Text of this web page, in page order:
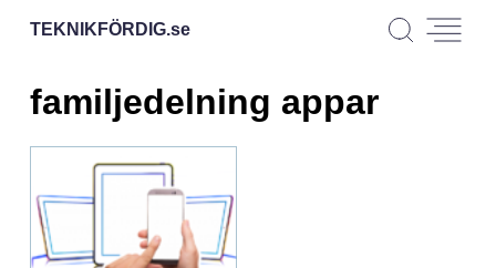
TEKNIKFÖRDIG.se
familjedelning appar